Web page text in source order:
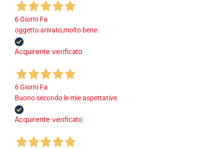
6 Giorni Fa
oggetto arivato,molto bene.
Acquirente verificato
6 Giorni Fa
Buono secondo le mie aspettative.
Acquirente verificato